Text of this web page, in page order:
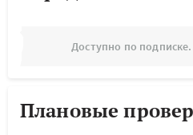
Доступно по подписке.
Плановые